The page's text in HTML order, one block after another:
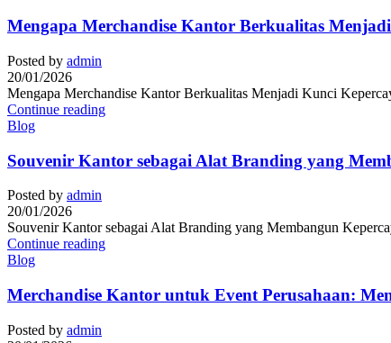
Mengapa Merchandise Kantor Berkualitas
Posted by admin
20/01/2026
Mengapa Merchandise Kantor Berkualitas Menjadi Kunci
Continue reading
Blog
Souvenir Kantor sebagai Alat Branding yang
Posted by admin
20/01/2026
Souvenir Kantor sebagai Alat Branding yang Membangun
Continue reading
Blog
Merchandise Kantor untuk Event Perusahaan:
Posted by admin